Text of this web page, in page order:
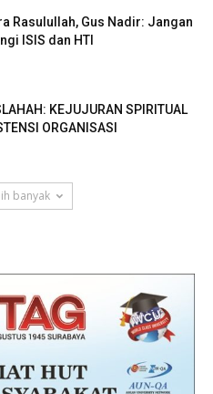
Rasulullah, Gus Nadir: Jangan
ISIS dan HTI
KEJUJURAN SPIRITUAL
ORGANISASI
banyak